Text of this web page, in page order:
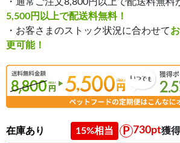
5,500円以上で配送料無料！
・お客さまのストック状況に合わせて
更可能！
15%相当 730pt獲得
在庫あり